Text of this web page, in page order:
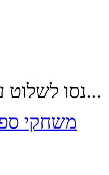
נסו לשלוט על אופנוע ים...
משחקי